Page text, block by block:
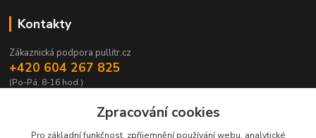
Kontakty
Zákaznická podpora pullitr.cz
+420 604 267 825
(Po-Pá, 8-16 hod.)
Zpracování cookies
Pro základní funkčnost, zpříjemnění používání webu, analytické